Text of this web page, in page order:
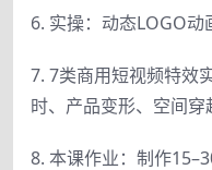
6. 实操：动态LOGO
7. 7类商用短视频特效
时、产品变形、空间穿
8. 本课作业：制作